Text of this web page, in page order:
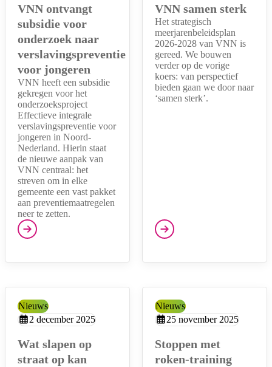
VNN ontvangt
subsidie voor
onderzoek naar
verslavingspreventie
voor jongeren
VNN heeft een subsidie
gekregen voor het
onderzoeksproject
Effectieve integrale
verslavingspreventie voor
jongeren in Noord-
Nederland. Hierin staat
de nieuwe aanpak van
VNN centraal: het
streven om in elke
gemeente een vast pakket
aan preventiemaatregelen
neer te zetten.
VNN samen sterk
Het strategisch
meerjarenbeleidsplan
2026-2028 van VNN is
gereed. We bouwen
verder op de vorige
koers: van perspectief
bieden gaan we door naar
‘samen sterk’.
Wat slapen op
straat op kan
Type:
Nieuws
Aangemaakt op:
2 december 2025
Stoppen met
roken-training
Type:
Nieuws
Aangemaakt op:
25 november 2025